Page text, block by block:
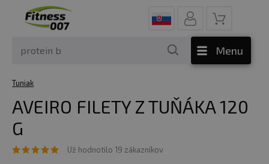
Menu
Tuniak
AVEIRO FILETY Z TUŇÁKA 120
G
Už hodnotilo 19 zákazníkov